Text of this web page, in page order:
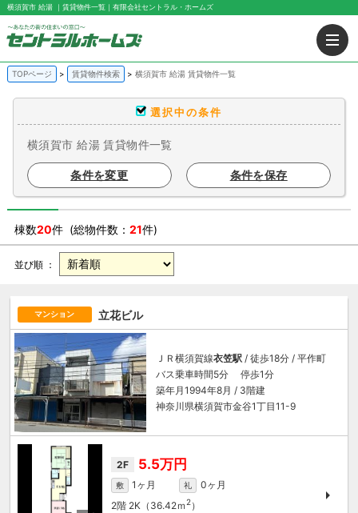
横須賀市 給湯 ｜賃貸物件一覧｜有限会社セントラル・ホームズ
TOPページ 賃貸物件検索 横須賀市 給湯 賃貸物件一覧
選択中の条件
横須賀市 給湯 賃貸物件一覧
条件を変更 条件を保存
棟数20件 (総物件数： 21件)
並び順 ：
マンション 立花ビル
ＪＲ横須賀線衣笠駅 / 徒歩18分 / 平作町
バス乗車時間5分 停歩1分
築年月1994年8月 / 3階建
神奈川県横須賀市金谷1丁目11-9
2F 5.5万円
敷 1ヶ月 礼
0ヶ月
2階 2K（36.42ｍ2）